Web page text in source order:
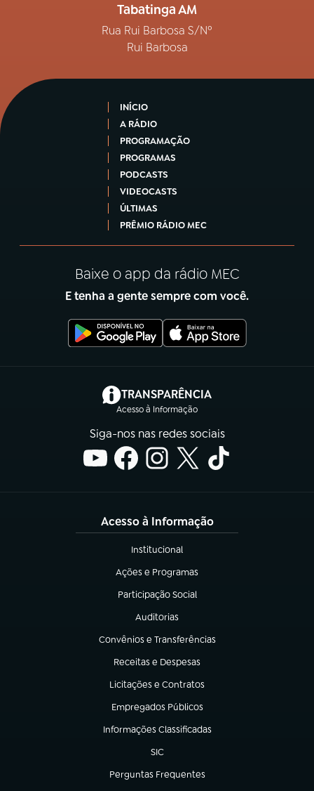
Tabatinga AM
Rua Rui Barbosa S/Nº
Rui Barbosa
INÍCIO
A RÁDIO
PROGRAMAÇÃO
PROGRAMAS
PODCASTS
VIDEOCASTS
ÚLTIMAS
PRÊMIO RÁDIO MEC
Baixe o app da rádio MEC
E tenha a gente sempre com você.
TRANSPARÊNCIA
Acesso à Informação
(abre em nova aba)
Siga-nos nas redes sociais
Acesso à Informação
Institucional
(abre em nova aba)
Ações e Programas
(abre em nova aba)
Participação Social
(abre em nova aba)
Auditorias
(abre em nova aba)
Convênios e Transferências
(abre em nova aba)
Receitas e Despesas
(abre em nova aba)
Licitações e Contratos
(abre em nova aba)
Empregados Públicos
(abre em nova aba)
Informações Classificadas
(abre em nova aba)
SIC
(abre em nova aba)
Perguntas Frequentes
(abre em nova aba)